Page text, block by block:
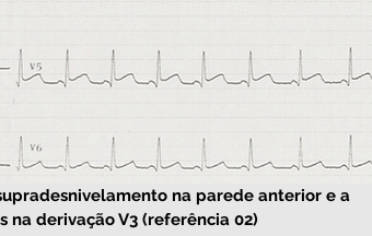
na parede anterior e a
na derivação V3 (referência 02)